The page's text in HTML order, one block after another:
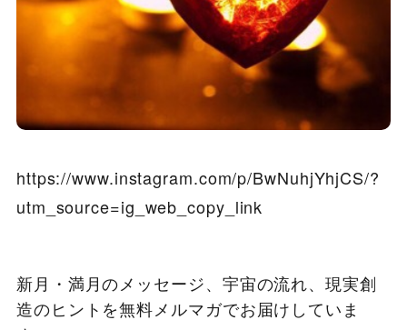
https://www.instagram.com/p/BwNuhjYhjCS/?
utm_source=ig_web_copy_link
新月・満月のメッセージ、宇宙の流れ、現実創
造のヒントを無料メルマガでお届けしていま